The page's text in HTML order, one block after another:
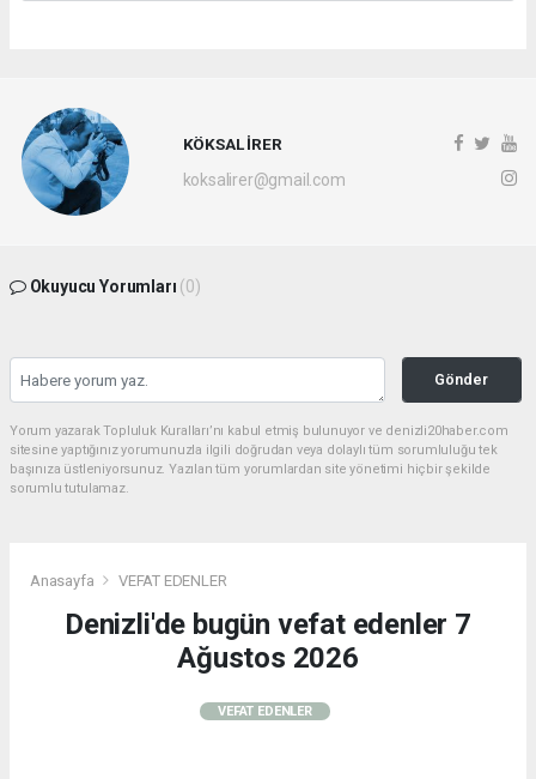
KÖKSAL İRER
koksalirer@gmail.com
Okuyucu Yorumları (0)
Gönder
Yorum yazarak Topluluk Kuralları’nı kabul etmiş bulunuyor ve denizli20haber.com
sitesine yaptığınız yorumunuzla ilgili doğrudan veya dolaylı tüm sorumluluğu tek
başınıza üstleniyorsunuz. Yazılan tüm yorumlardan site yönetimi hiçbir şekilde
sorumlu tutulamaz.
Anasayfa VEFAT EDENLER
Denizli'de bugün vefat edenler 7
Ağustos 2026
VEFAT EDENLER